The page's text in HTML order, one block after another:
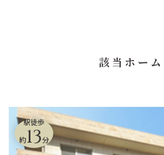
該当ホーム
駅徒歩
約13分